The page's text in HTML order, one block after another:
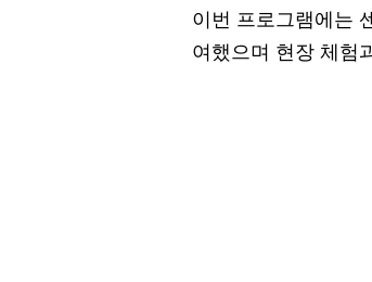
이번 프로그램에는
여했으며 현장 체험